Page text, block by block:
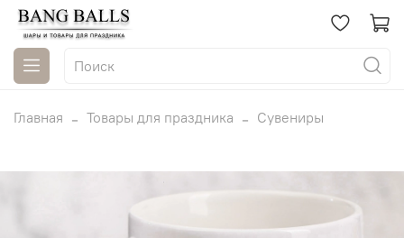
Главная Товары для праздника Сувениры